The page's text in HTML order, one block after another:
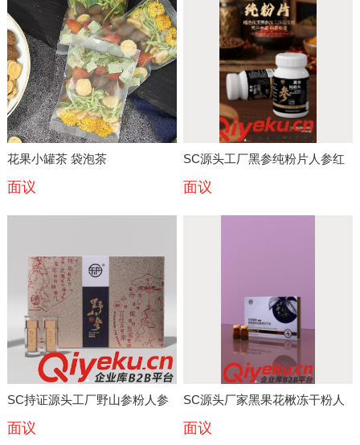
花果小罐茶 袋泡茶
面议
SC源头工厂黑参纯粉片人参红
参纯粉片片剂OEMODM定制滋
面议
SC持证源头工厂野山参粉人参
粉 红参粉 黑参粉 粉剂
面议
SC源头厂家黑果花楸冻干粉人
参西洋参冻干粉OEMODM定制
面议